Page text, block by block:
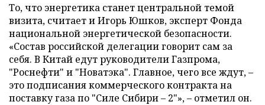
То, что энергетика станет центральной темой
визита, считает и Игорь Юшков, эксперт Фонда
национальной энергетической безопасности.
«Состав российской делегации говорит сам за
себя. В Китай едут руководители Газпрома,
"Роснефти" и "Новатэка". Главное, чего все ждут, –
это подписания коммерческого контракта на
поставку газа по "Силе Сибири – 2"», – отметил он.